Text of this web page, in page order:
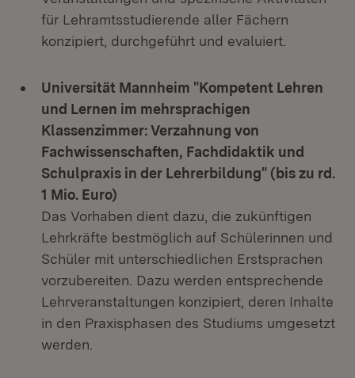
für Lehramtsstudierende aller Fächern
konzipiert, durchgeführt und evaluiert.
Universität Mannheim "Kompetent Lehren
und Lernen im mehrsprachigen
Klassenzimmer: Verzahnung von
Fachwissenschaften, Fachdidaktik und
Schulpraxis in der Lehrerbildung" (bis zu rd.
1 Mio. Euro)
Das Vorhaben dient dazu, die zukünftigen
Lehrkräfte bestmöglich auf Schülerinnen und
Schüler mit unterschiedlichen Erstsprachen
vorzubereiten. Dazu werden entsprechende
Lehrveranstaltungen konzipiert, deren Inhalte
in den Praxisphasen des Studiums umgesetzt
werden.